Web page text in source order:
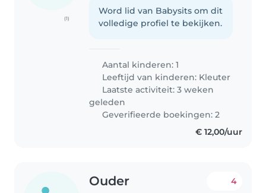
(1)
Word lid van Babysits om dit
volledige profiel te bekijken.
Aantal kinderen: 1
Leeftijd van kinderen: Kleuter
Laatste activiteit: 3 weken
geleden
Geverifieerde boekingen: 2
€ 12,00/uur
Ouder 4